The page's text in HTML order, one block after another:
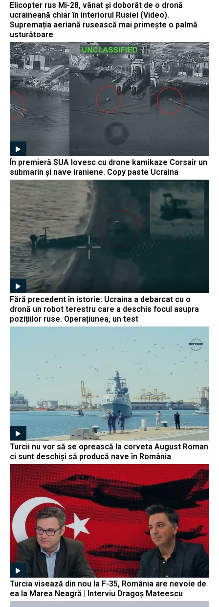
Elicopter rus Mi-28, vânat și doborât de o dronă
ucraineană chiar în interiorul Rusiei (Video).
Supremația aeriană rusească mai primește o palmă
usturătoare
În premieră SUA lovesc cu drone kamikaze Corsair un
submarin și nave iraniene. Copy paste Ucraina
Fără precedent în istorie: Ucraina a debarcat cu o
dronă un robot terestru care a deschis focul asupra
pozițiilor ruse. Operațiunea, un test
Turcii nu vor să se oprească la corveta August Roman
ci sunt deschiși să producă nave în România
Turcia visează din nou la F-35, România are nevoie de
ea la Marea Neagră | Interviu Dragoș Mateescu